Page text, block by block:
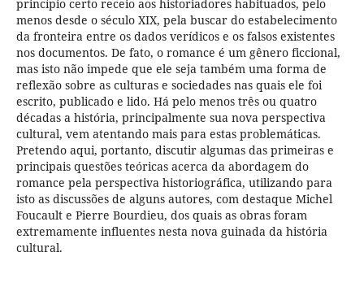
princípio certo receio aos historiadores habituados, pelo
menos desde o século XIX, pela buscar do estabelecimento
da fronteira entre os dados verídicos e os falsos existentes
nos documentos. De fato, o romance é um gênero ficcional,
mas isto não impede que ele seja também uma forma de
reflexão sobre as culturas e sociedades nas quais ele foi
escrito, publicado e lido. Há pelo menos três ou quatro
décadas a história, principalmente sua nova perspectiva
cultural, vem atentando mais para estas problemáticas.
Pretendo aqui, portanto, discutir algumas das primeiras e
principais questões teóricas acerca da abordagem do
romance pela perspectiva historiográfica, utilizando para
isto as discussões de alguns autores, com destaque Michel
Foucault e Pierre Bourdieu, dos quais as obras foram
extremamente influentes nesta nova guinada da história
cultural.